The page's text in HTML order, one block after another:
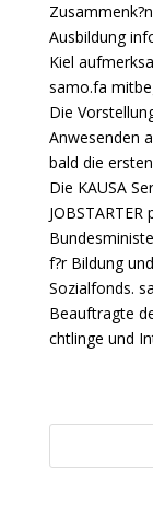
Ausbildung
Kiel
samo.fa
Die
Anwesenden
bald die
Die KAUSA
f?r Bildung
Sozialfonds.
Beauftragte
chtlinge und